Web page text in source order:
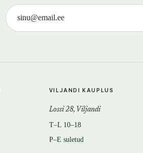
VILJANDI KAUPLUS
Lossi 28, Viljandi
T–L 10–18
P–E suletud